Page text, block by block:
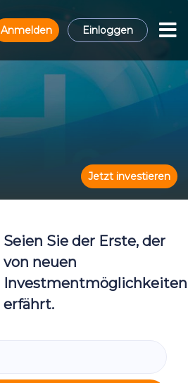
Anmelden Einloggen
Jetzt investieren
Seien Sie der Erste, der
von neuen
Investmentmöglichkeiten
erfährt.